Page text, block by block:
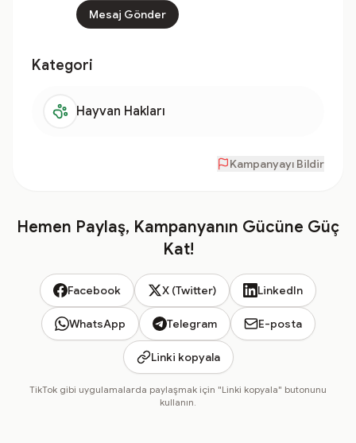
Mesaj Gönder
Kategori
Hayvan Hakları
Kampanyayı Bildir
Hemen Paylaş, Kampanyanın Gücüne Güç
Kat!
Facebook X (Twitter) LinkedIn
WhatsApp Telegram E-posta
Linki kopyala
TikTok gibi uygulamalarda paylaşmak için "Linki kopyala" butonunu
kullanın.